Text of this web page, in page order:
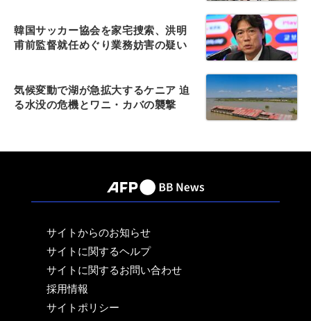
韓国サッカー協会を家宅捜索、洪明
甫前監督就任めぐり業務妨害の疑い
気候変動で湖が急拡大するケニア 迫
る水没の危機とワニ・カバの襲撃
サイトからのお知らせ
サイトに関するヘルプ
サイトに関するお問い合わせ
採用情報
サイトポリシー